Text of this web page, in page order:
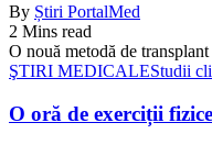
By Știri PortalMed
2 Mins read
O nouă metodă de
ŞTIRI MEDICALEStudii
O oră de exerciții